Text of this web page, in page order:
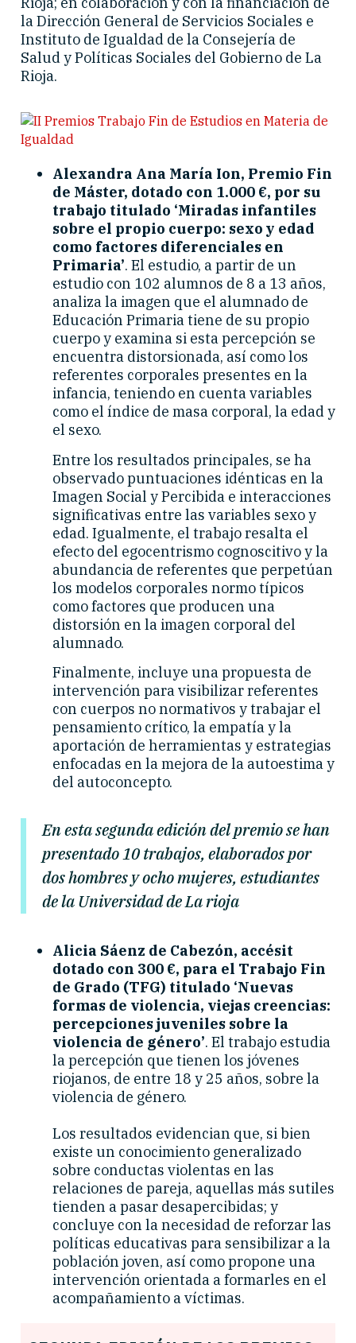
la Dirección General de Servicios Sociales e
Instituto de Igualdad de la Consejería de
Salud y Políticas Sociales del Gobierno de La
Rioja.
Alexandra Ana María Ion, Premio Fin
de Máster, dotado con 1.000 €, por su
trabajo titulado ‘Miradas infantiles
sobre el propio cuerpo: sexo y edad
como factores diferenciales en
Primaria’. El estudio, a partir de un
estudio con 102 alumnos de 8 a 13 años,
analiza la imagen que el alumnado de
Educación Primaria tiene de su propio
cuerpo y examina si esta percepción se
encuentra distorsionada, así como los
referentes corporales presentes en la
infancia, teniendo en cuenta variables
como el índice de masa corporal, la edad y
el sexo.
Entre los resultados principales, se ha
observado puntuaciones idénticas en la
Imagen Social y Percibida e interacciones
significativas entre las variables sexo y
edad. Igualmente, el trabajo resalta el
efecto del egocentrismo cognoscitivo y la
abundancia de referentes que perpetúan
los modelos corporales normo típicos
como factores que producen una
distorsión en la imagen corporal del
alumnado.
Finalmente, incluye una propuesta de
intervención para visibilizar referentes
con cuerpos no normativos y trabajar el
pensamiento crítico, la empatía y la
aportación de herramientas y estrategias
enfocadas en la mejora de la autoestima y
del autoconcepto.
En esta segunda edición del premio se han
presentado 10 trabajos, elaborados por
dos hombres y ocho mujeres, estudiantes
de la Universidad de La rioja
Alicia Sáenz de Cabezón, accésit
dotado con 300 €, para el Trabajo Fin
de Grado (TFG) titulado ‘Nuevas
formas de violencia, viejas creencias:
percepciones juveniles sobre la
violencia de género’. El trabajo estudia
la percepción que tienen los jóvenes
riojanos, de entre 18 y 25 años, sobre la
violencia de género.
Los resultados evidencian que, si bien
existe un conocimiento generalizado
sobre conductas violentas en las
relaciones de pareja, aquellas más sutiles
tienden a pasar desapercibidas; y
concluye con la necesidad de reforzar las
políticas educativas para sensibilizar a la
población joven, así como propone una
intervención orientada a formarles en el
acompañamiento a víctimas.